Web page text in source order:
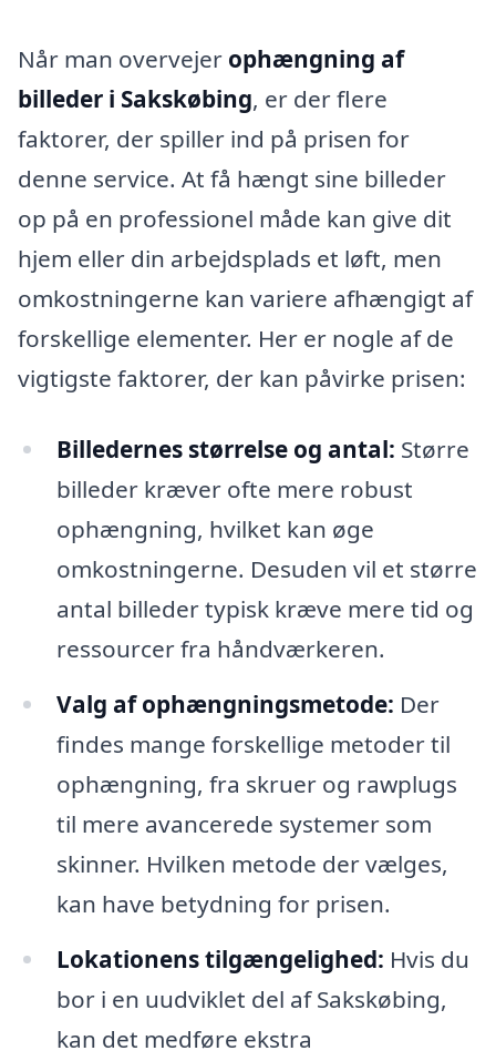
Når man overvejer ophængning af
billeder i Sakskøbing, er der flere
faktorer, der spiller ind på prisen for
denne service. At få hængt sine billeder
op på en professionel måde kan give dit
hjem eller din arbejdsplads et løft, men
omkostningerne kan variere afhængigt af
forskellige elementer. Her er nogle af de
vigtigste faktorer, der kan påvirke prisen:
Billedernes størrelse og antal: Større
billeder kræver ofte mere robust
ophængning, hvilket kan øge
omkostningerne. Desuden vil et større
antal billeder typisk kræve mere tid og
ressourcer fra håndværkeren.
Valg af ophængningsmetode: Der
findes mange forskellige metoder til
ophængning, fra skruer og rawplugs
til mere avancerede systemer som
skinner. Hvilken metode der vælges,
kan have betydning for prisen.
Lokationens tilgængelighed: Hvis du
bor i en uudviklet del af Sakskøbing,
kan det medføre ekstra